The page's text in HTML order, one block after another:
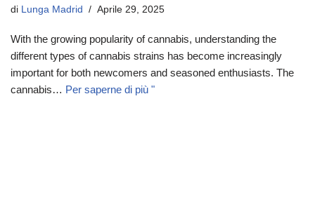
di Lunga Madrid Aprile 29, 2025
With the growing popularity of cannabis, understanding the
different types of cannabis strains has become increasingly
important for both newcomers and seasoned enthusiasts. The
cannabis… Per saperne di più "